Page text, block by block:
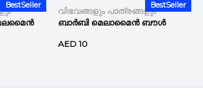
BestSeller BestSeller
വിഭവങ്ങളും പാത്രങ്ങളും
ബാർബി മെലാമൈൻ ബൗൾ
AED 10